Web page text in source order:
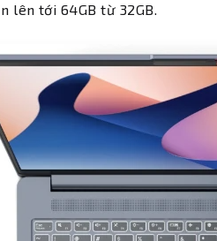
lên tới 64GB từ 32GB.